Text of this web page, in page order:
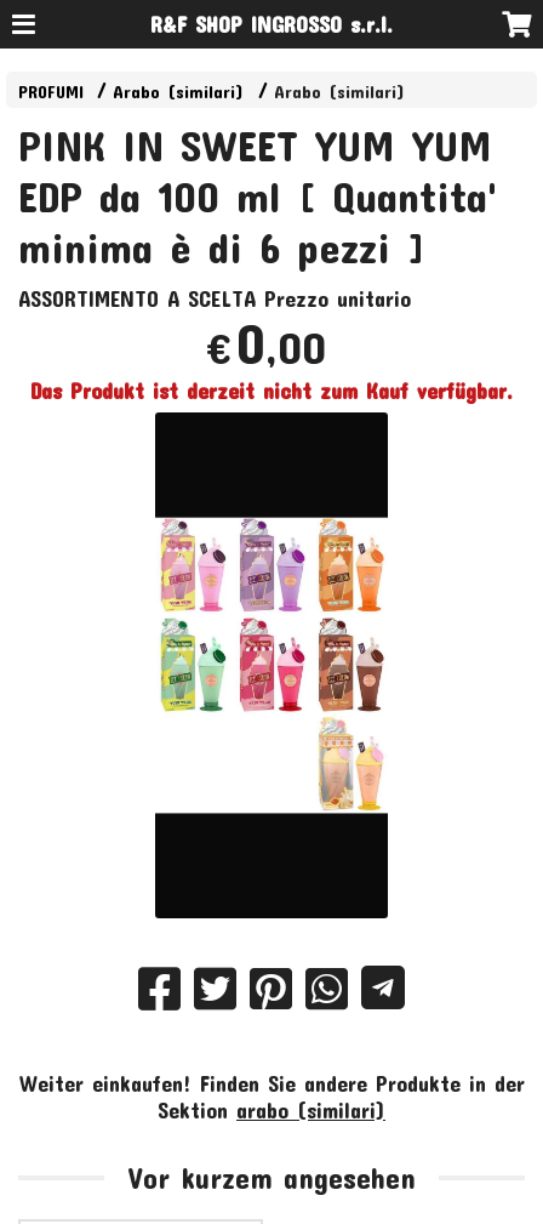
R&F SHOP INGROSSO s.r.l.
PROFUMI Arabo (similari) Arabo (similari)
PINK IN SWEET YUM YUM
EDP da 100 ml [ Quantita'
minima è di 6 pezzi ]
ASSORTIMENTO A SCELTA Prezzo unitario
€0,00
Das Produkt ist derzeit nicht zum Kauf verfügbar.
Weiter einkaufen! Finden Sie andere Produkte in der
Sektion arabo (similari)
Vor kurzem angesehen